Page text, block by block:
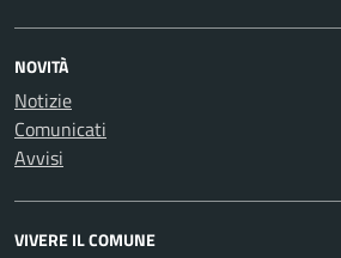
NOVITÀ
Notizie
Comunicati
Avvisi
VIVERE IL COMUNE